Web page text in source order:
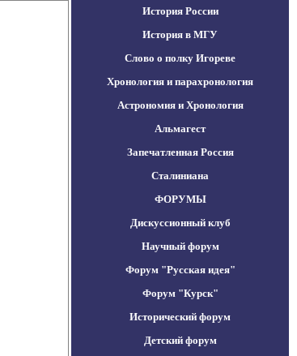
История России
История в МГУ
Слово о полку Игореве
Хронология и парахронология
Астрономия и Хронология
Альмагест
Запечатленная Россия
Сталиниана
ФОРУМЫ
Дискуссионный клуб
Научный форум
Форум "Русская идея"
Форум "Курск"
Исторический форум
Детский форум